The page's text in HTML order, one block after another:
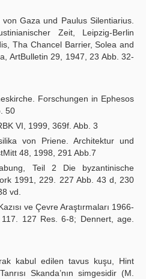
Gaza und Paulus Silentiarius.
Zeit, Leipzig-Berlin
Tha Chancel Barrier, Solea and
ArtBulletin 29, 1947, 23 Abb. 32-
Forschungen in Ephesos
50
VI, 1999, 369f. Abb. 3
von Priene. Architektur und
48, 1998, 291 Abb.7
Teil 2 Die byzantinische
1991, 229. 227 Abb. 43 d, 230
vd.
ve Çevre Araştırmaları 1966-
127 Res. 6-8; Dennert, age.
kabul edilen tavus kuşu, Hint
Skanda’nın simgesidir (M.